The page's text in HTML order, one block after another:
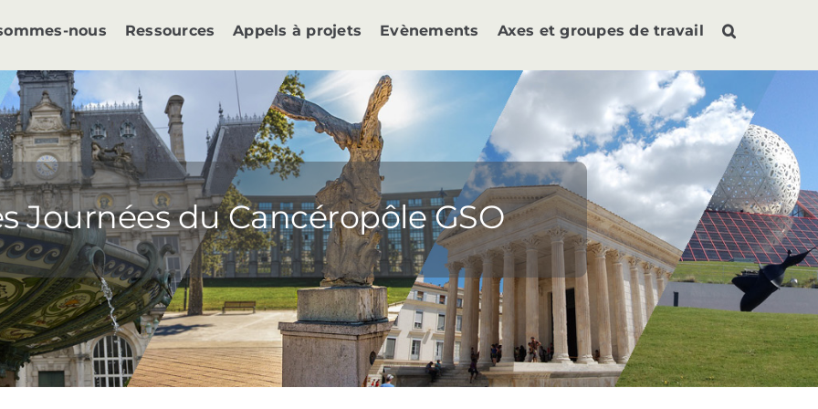
nous Ressources Appels à projets Evènements Axes et groupes de travail
Journées du Cancéropôle GSO